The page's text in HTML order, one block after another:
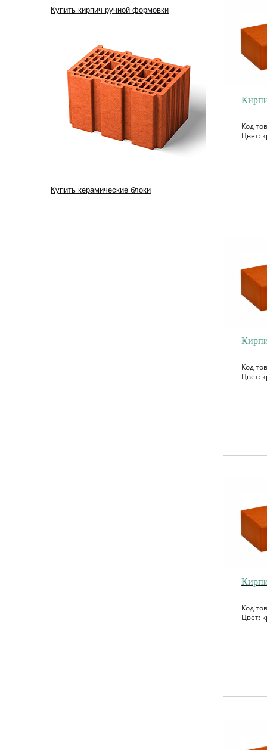
Купить кирпич ручной формовки
Купить керамические блоки
Код
Цвет:
Код
Цвет:
Код
Цвет: